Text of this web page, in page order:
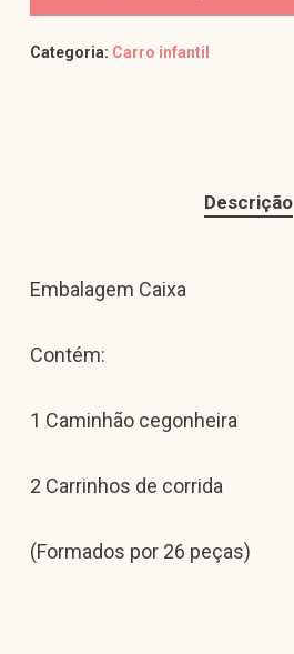
Categoria: Carro infantil
Descrição
Embalagem Caixa
Contém:
1 Caminhão cegonheira
2 Carrinhos de corrida
(Formados por 26 peças)